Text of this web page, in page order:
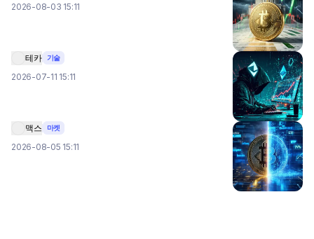
2026-08-03 15:11
테카 기술
2026-07-11 15:11
맥스 마켓
2026-08-05 15:11